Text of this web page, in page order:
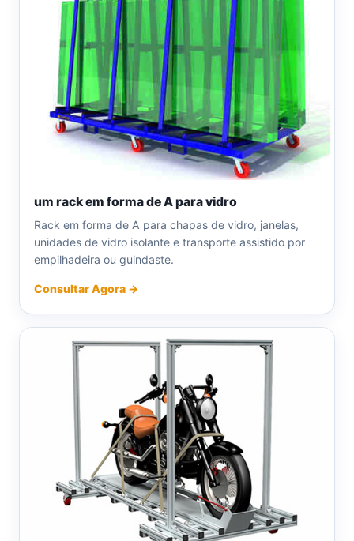
um rack em forma de A para vidro
Rack em forma de A para chapas de vidro, janelas,
unidades de vidro isolante e transporte assistido por
empilhadeira ou guindaste.
Consultar Agora →